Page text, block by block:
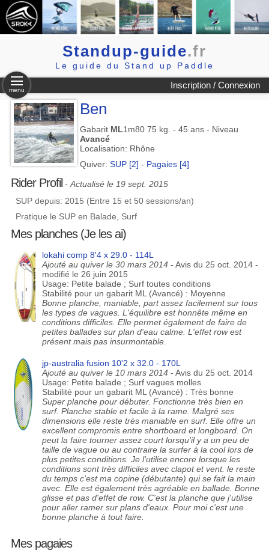
Standup-guide.fr
Le guide du Stand up Paddle
Inscription / Connexion
menu
Ben
Gabarit ML1m80 75 kg. - 45 ans - Niveau
Avancé
Localisation: Rhône
Quiver: SUP [2] - Pagaies [4]
Rider Profil - Actualisé le 19 sept. 2015
SUP depuis: 2015 (Entre 15 et 50 sessions/an)
Pratique le SUP en Balade, Surf
Mes planches (Je les ai)
lokahi comp 8'4 x 29.0 - 114L
Ajouté au quiver le 30 mars 2014 - Avis du 25 oct. 2014 -
modifié le 26 juin 2015
Usage: Petite balade ; Surf toutes conditions
Stabilité pour un gabarit ML (Avancé) : Moyenne
Bonne planche, maniable, part assez facilement sur tous
les types de vagues. L'équilibre est honnête même en
conditions difficiles. Elle permet également de faire de
petites ballades sur plan d'eau calme. L'effet row est
présent mais pas insurmontable.
jp-australia fusion 10'2 x 32.0 - 170L
Ajouté au quiver le 10 mars 2014 - Avis du 25 oct. 2014
Usage: Petite balade ; Surf vagues molles
Stabilité pour un gabarit ML (Avancé) : Très bonne
Super planche pour débuter. Fonctionne très bien en
surf. Planche stable et facile à la rame. Malgré ses
dimensions elle reste très maniable en surf. Elle offre un
excellent compromis entre shortboard et longboard. On
peut la faire tourner assez court lorsqu'il y a un peu de
taille de vague ou au contraire la surfer à la cool lors de
plus petites conditions. Je l'utilise encore lorsque les
conditions sont très difficiles avec clapot et vent. le reste
du temps c'est ma copine (débutante) qui se fait la main
avec. Elle est également très agréable en ballade. Bonne
glisse et pas d'effet de row. C'est la planche que j'utilise
pour aller ramer sur plans d'eaux. Pour moi c'est une
bonne planche à tout faire.
Mes pagaies